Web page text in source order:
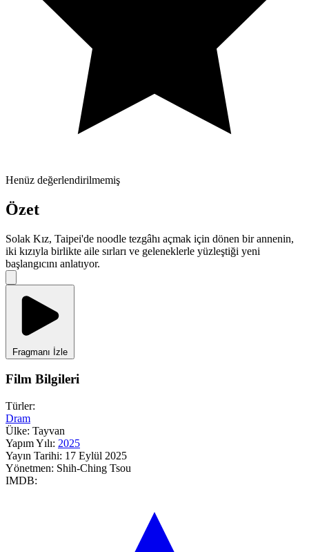
Henüz değerlendirilmemiş
Özet
Solak Kız, Taipei'de noodle tezgâhı açmak için dönen bir annenin,
iki kızıyla birlikte aile sırları ve geleneklerle yüzleştiği yeni
başlangıcını anlatıyor.
Fragmanı İzle
Film Bilgileri
Türler:
Dram
Ülke: Tayvan
Yapım Yılı: 2025
Yayın Tarihi: 17 Eylül 2025
Yönetmen: Shih-Ching Tsou
IMDB: